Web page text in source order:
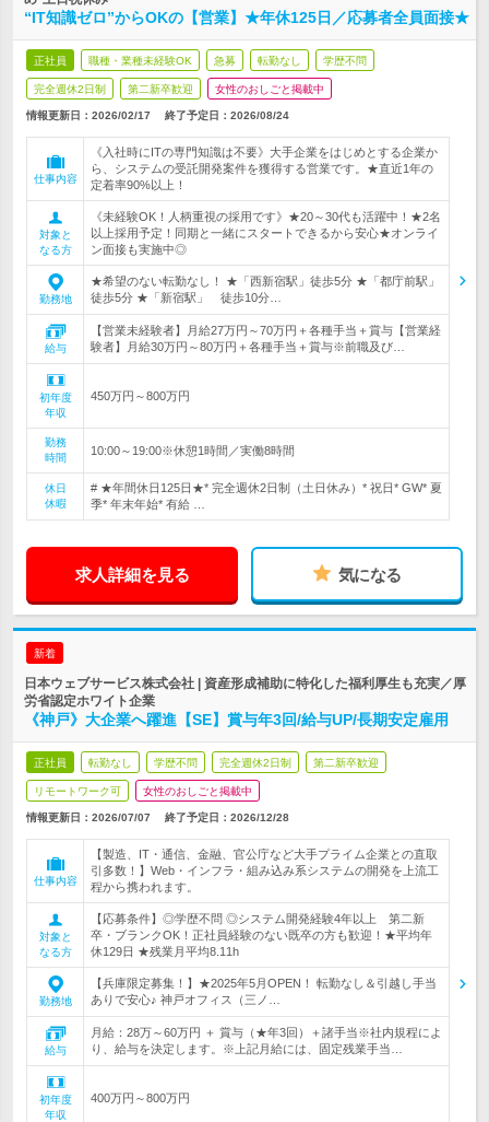
“IT知識ゼロ”からOKの【営業】★年休125日／応募者全員面接★
正社員 職種・業種未経験OK 急募 転勤なし 学歴不問
完全週休2日制 第二新卒歓迎 女性のおしごと掲載中
情報更新日：2026/02/17 終了予定日： 2026/08/24
仕事内容
《入社時にITの専門知識は不要》大手企業をはじめとする企業か
ら、システムの受託開発案件を獲得する営業です。★直近1年の
定着率90%以上！
対象と
なる方
《未経験OK！人柄重視の採用です》★20～30代も活躍中！★2名
以上採用予定！同期と一緒にスタートできるから安心★オンライ
ン面接も実施中◎
勤務地
★希望のない転勤なし！ ★「西新宿駅」徒歩5分 ★「都庁前駅」
徒歩5分 ★「新宿駅」 徒歩10分…
給与
【営業未経験者】月給27万円～70万円＋各種手当＋賞与【営業経
験者】月給30万円～80万円＋各種手当＋賞与※前職及び…
初年度
年収
450万円～800万円
勤務
時間
10:00～19:00※休憩1時間／実働8時間
休日
休暇
# ★年間休日125日★* 完全週休2日制（土日休み）* 祝日* GW* 夏
季* 年末年始* 有給 …
求人詳細を見る 気になる
新着
日本ウェブサービス株式会社 | 資産形成補助に特化した福利厚生も充実／厚
労省認定ホワイト企業
《神戸》大企業へ躍進【SE】賞与年3回/給与UP/長期安定雇用
正社員 転勤なし 学歴不問 完全週休2日制 第二新卒歓迎
リモートワーク可 女性のおしごと掲載中
情報更新日：2026/07/07 終了予定日： 2026/12/28
仕事内容
【製造、IT・通信、金融、官公庁など大手プライム企業との直取
引多数！】Web・インフラ・組み込み系システムの開発を上流工
程から携われます。
対象と
なる方
【応募条件】◎学歴不問 ◎システム開発経験4年以上 第二新
卒・ブランクOK！正社員経験のない既卒の方も歓迎！★平均年
休129日 ★残業月平均8.11h
勤務地
【兵庫限定募集！】★2025年5月OPEN！ 転勤なし＆引越し手当
ありで安心♪ 神戸オフィス（三ノ…
給与
月給：28万～60万円 ＋ 賞与（★年3回）＋諸手当※社内規程によ
り、給与を決定します。※上記月給には、固定残業手当…
初年度
年収
400万円～800万円